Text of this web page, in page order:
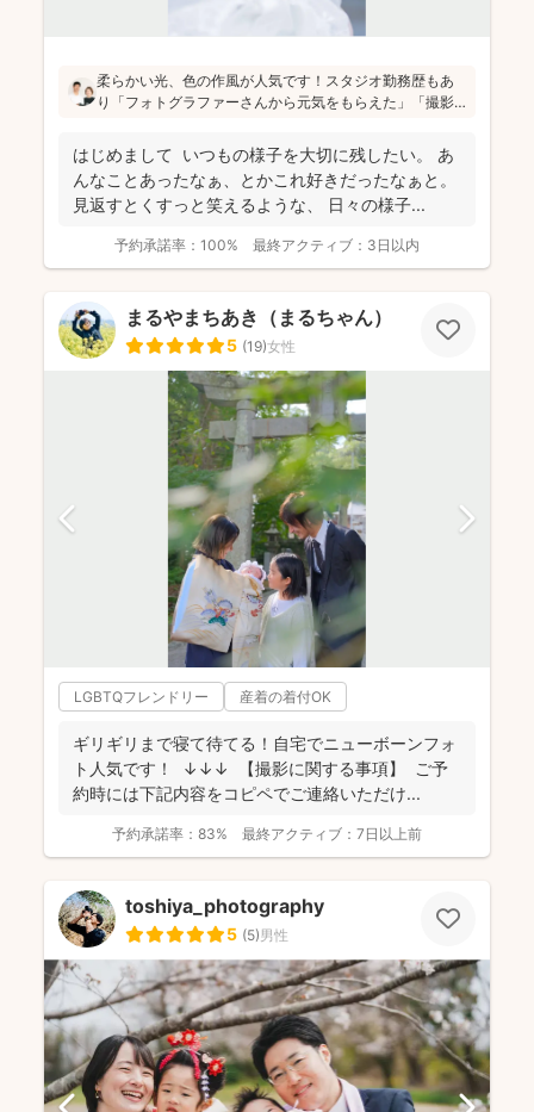
柔らかい光、色の作風が人気です！スタジオ勤務歴もあ
り「フォトグラファーさんから元気をもらえた」「撮影
写真ではなく、お子さん・親御さんの目線で、自然な様
子を撮影してお届けします(^^)
はじめまして いつもの様子を大切に残したい。 あ
んなことあったなぁ、とかこれ好きだったなぁと。
見返すとくすっと笑えるような、 日々の様子...
予約承諾率： 100% 最終アクティブ： 3日以内
まるやまちあき（まるちゃん）
5 (19)女性
LGBTQフレンドリー 産着の着付OK
ギリギリまで寝て待てる！自宅でニューボーンフォ
ト人気です！ ↓↓↓ 【撮影に関する事項】 ご予
約時には下記内容をコピペでご連絡いただけ...
予約承諾率： 83% 最終アクティブ： 7日以上前
toshiya_photography
5 (5)男性